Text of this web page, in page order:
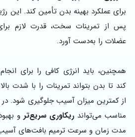
برای عملکرد بهینه بدن تأمین کند. این
پس از تمرینات سخت، قدرت لازم
عضلات را به‌دست آورد.
همچنین، باید انرژی کافی را برای
کند تا بدن بتواند تمرینات را با شدت
از کمترین میزان آسیب جلوگیری شود.
مناسب می‌تواند ریکاوری سریع‌تر و
مدت زمان و سرعت ترمیم بافت‌های